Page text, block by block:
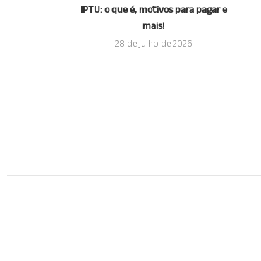
IPTU: o que é, motivos para pagar e
mais!
28 de julho de 2026